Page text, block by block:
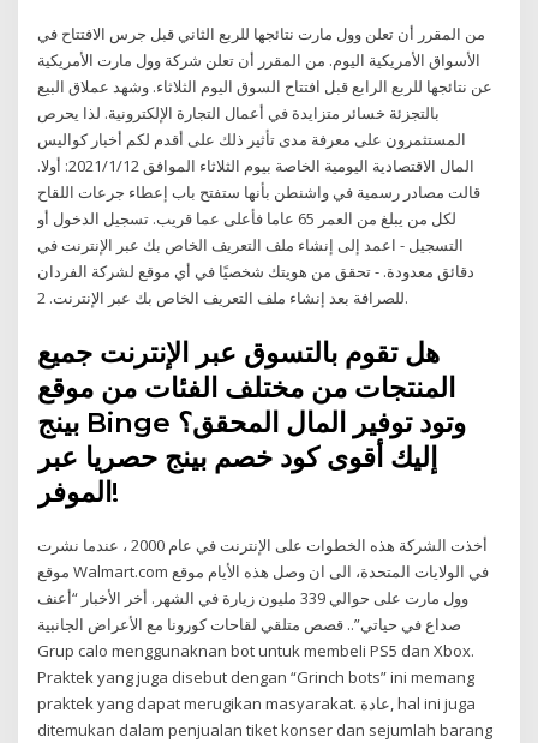
من المقرر أن تعلن وول مارت نتائجها للربع الثاني قبل جرس الافتتاح في
الأسواق الأمريكية اليوم. من المقرر أن تعلن شركة وول مارت الأمريكية
عن نتائجها للربع الرابع قبل افتتاح السوق اليوم الثلاثاء. وشهد عملاق البيع
بالتجزئة خسائر متزايدة في أعمال التجارة الإلكترونية. لذا يحرص
المستثمرون على معرفة مدى تأثير ذلك على أقدم لكم أخبار كواليس
المال الاقتصادية اليومية الخاصة بيوم الثلاثاء الموافق 2021/1/12: أولا.
قالت مصادر رسمية في واشنطن بأنها ستفتح باب إعطاء جرعات اللقاح
لكل من يبلغ من العمر 65 عاما فأعلى عما قريب. تسجيل الدخول أو
التسجيل - اعمد إلى إنشاء ملف التعريف الخاص بك عبر الإنترنت في
دقائق معدودة. - تحقق من هويتك شخصيًا في أي موقع لشركة الفردان
للصرافة بعد إنشاء ملف التعريف الخاص بك عبر الإنترنت. 2.
هل تقوم بالتسوق عبر الإنترنت جميع
المنتجات من مختلف الفئات من موقع
بينج Binge وتود توفير المال المحقق؟
إليك أقوى كود خصم بينج حصريا عبر
الموفر!
أخذت الشركة هذه الخطوات على الإنترنت في عام 2000 ، عندما نشرت
موقع Walmart.com في الولايات المتحدة، الى ان وصل هذه الأيام موقع
وول مارت على حوالي 339 مليون زيارة في الشهر. أخر الأخبار “أعنف
صداع في حياتي”.. قصص متلقي لقاحات كورونا مع الأعراض الجانبية
Grup calo menggunaknan bot untuk membeli PS5 dan Xbox.
Praktek yang juga disebut dengan “Grinch bots” ini memang
praktek yang dapat merugikan masyarakat. عادة, hal ini juga
ditemukan dalam penjualan tiket konser dan sejumlah barang